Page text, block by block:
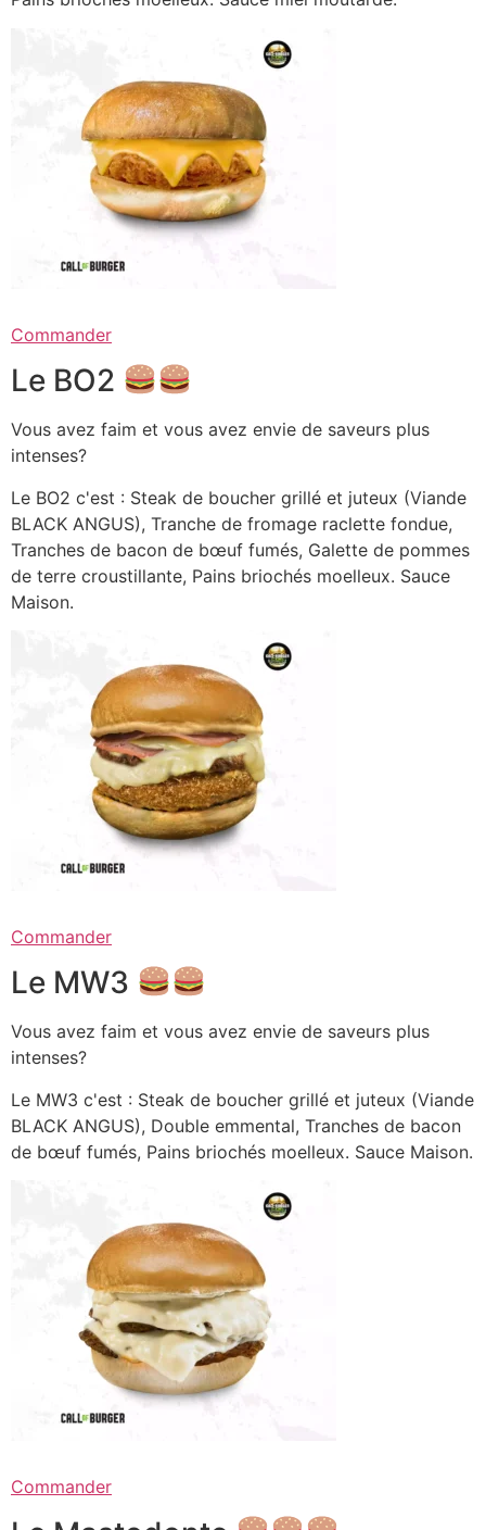
Commander
Le BO2
Vous avez faim et vous avez envie de saveurs plus
intenses?
Le BO2 c'est : Steak de boucher grillé et juteux (Viande
BLACK ANGUS), Tranche de fromage raclette fondue,
Tranches de bacon de bœuf fumés, Galette de pommes
de terre croustillante, Pains briochés moelleux. Sauce
Maison.
Commander
Le MW3
Vous avez faim et vous avez envie de saveurs plus
intenses?
Le MW3 c'est : Steak de boucher grillé et juteux (Viande
BLACK ANGUS), Double emmental, Tranches de bacon
de bœuf fumés, Pains briochés moelleux. Sauce Maison.
Commander